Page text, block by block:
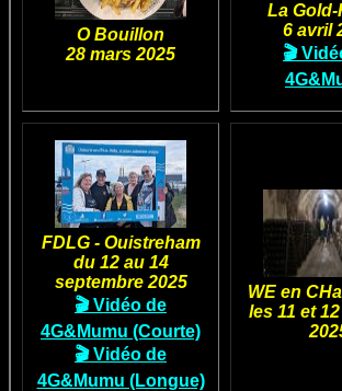
O Bouillon
28 mars 2025
La Gold-
6 avril
🎬
FDLG - Ouistreham
du 12 au 14
septembre 2025
🎬 Vidéo de
4G&Mumu (Courte)
🎬 Vidéo de
4G&Mumu (Longue)
WE en
les 11 et